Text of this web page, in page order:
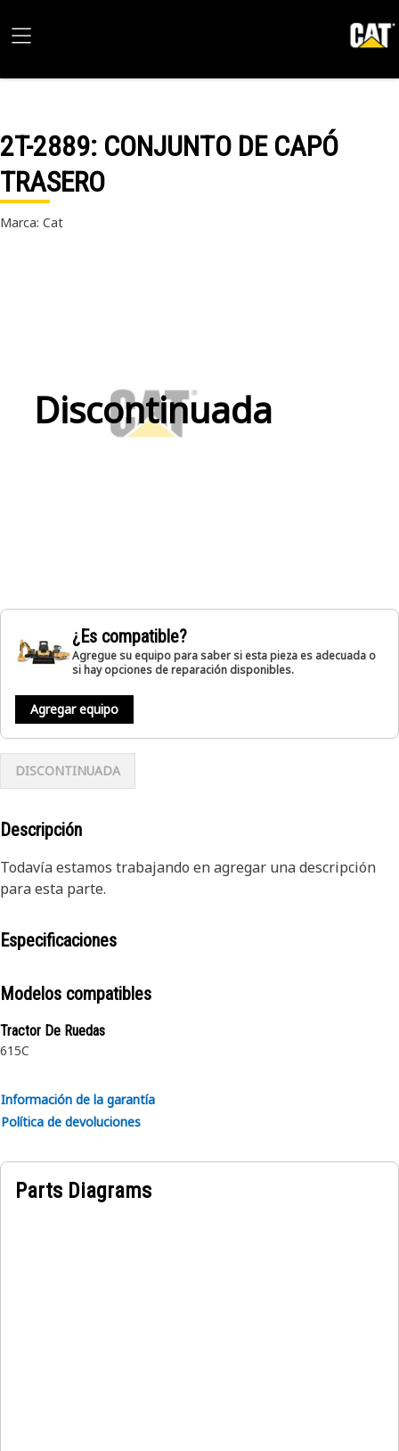
2T-2889: CONJUNTO DE CAPÓ
TRASERO
Marca: Cat
Discontinuada
¿Es compatible?
Agregue su equipo para saber si esta pieza es adecuada o
si hay opciones de reparación disponibles.
Agregar equipo
DISCONTINUADA
Descripción
Todavía estamos trabajando en agregar una descripción
para esta parte.
Especificaciones
Modelos compatibles
Tractor De Ruedas
615C
Información de la garantía
Política de devoluciones
Parts Diagrams